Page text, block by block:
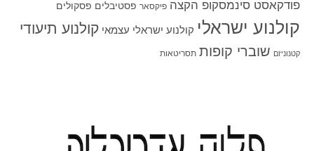
פודקאסט סינמסקופ הקצה פיקסאר פסטיבלים פסקולים
קולנוע ישראלי קולנוע ישראלי עצמאי קולנוע תיעודי
קטנוניזם שוברי קופות תסריטאות